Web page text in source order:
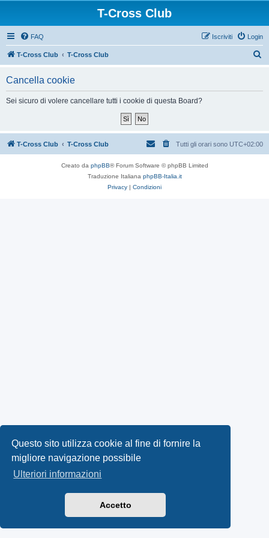
Questo sito utilizza cookie al fine di fornire la
migliore navigazione possibile
Ulteriori informazioni
Accetto
T-Cross Club
FAQ Login
Iscriviti
T-Cross Club T-Cross Club
Cancella cookie
Sei sicuro di volere cancellare tutti i cookie di questa Board?
T-Cross Club T-Cross Club Tutti gli orari sono UTC+02:00
Creato da phpBB® Forum Software © phpBB Limited
Traduzione Italiana phpBB-Italia.it
Privacy | Condizioni